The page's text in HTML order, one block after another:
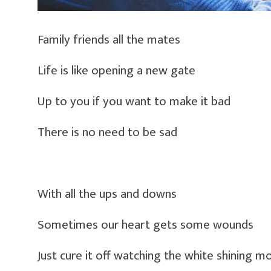
Family friends all the mates
Life is like opening a new gate
Up to you if you want to make it bad
There is no need to be sad
With all the ups and downs
Sometimes our heart gets some wounds
Just cure it off watching the white shining